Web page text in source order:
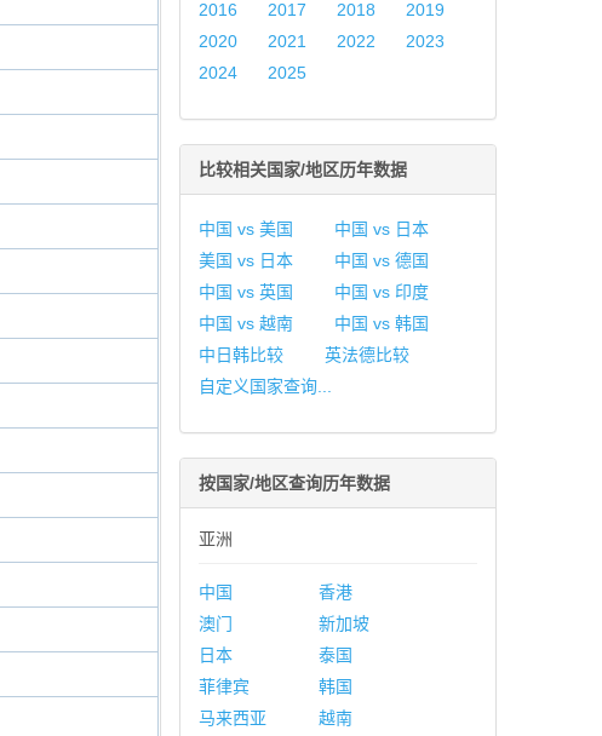
2016
2017 2018
2019
2020
2021 2022
2023
2024
2025
比较相关国家/地区历年数据
中国 vs 美国
中国 vs 日本
美国 vs 日本
中国 vs 德国
中国 vs 英国
中国 vs 印度
中国 vs 越南
中国 vs 韩国
中日韩比较
英法德比较
自定义国家查询...
按国家/地区查询历年数据
亚洲
中国
香港
澳门
新加坡
日本
泰国
菲律宾
韩国
马来西亚
越南